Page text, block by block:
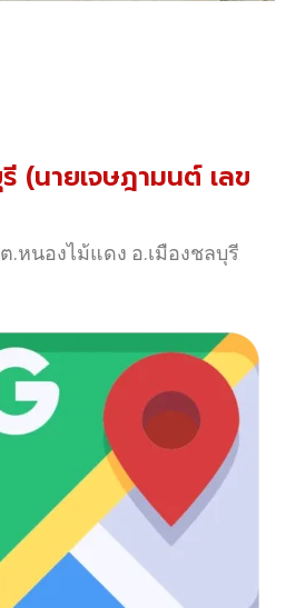
(นายเจษฎามนต์ เลข
.หนองไม้แดง อ.เมืองชลบุรี